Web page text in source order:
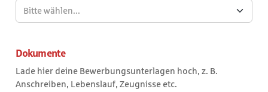
Z.B.
18,50.In
folgenden
zwei
Feldern
kannst
Bitte wählen...
Dokumente
Lade hier deine Bewerbungsunterlagen hoch, z. B.
Anschreiben, Lebenslauf, Zeugnisse etc.